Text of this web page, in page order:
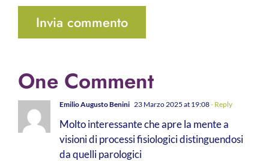
One Comment
Emilio Augusto Benini 23 Marzo 2025 at 19:08- Reply
Molto interessante che apre la mente a
visioni di processi fisiologici distinguendosi
da quelli parologici